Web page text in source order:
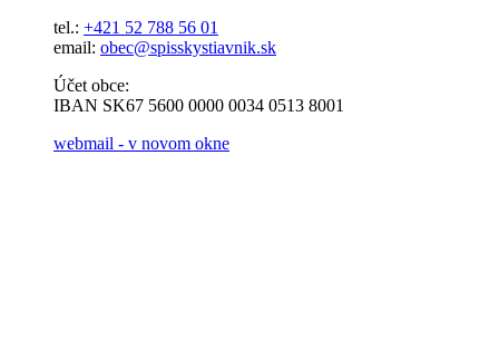
tel.: +421 52 788 56 01
email: obec@spisskystiavnik.sk
Účet obce:
IBAN SK67 5600 0000 0034 0513 8001
webmail - v novom okne